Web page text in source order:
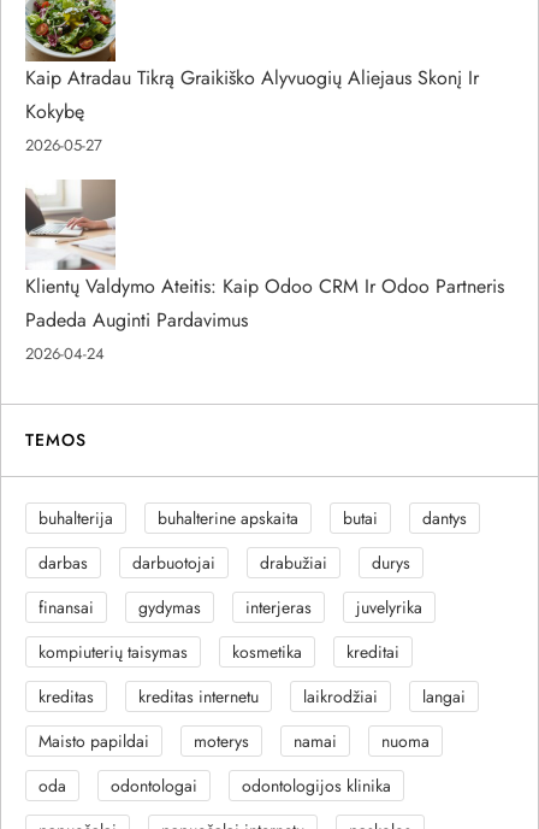
Kaip Atradau Tikrą Graikiško Alyvuogių Aliejaus Skonį Ir
Kokybę
2026-05-27
Klientų Valdymo Ateitis: Kaip Odoo CRM Ir Odoo Partneris
Padeda Auginti Pardavimus
2026-04-24
TEMOS
buhalterija buhalterine apskaita butai
dantys
darbas
darbuotojai drabužiai
durys
finansai
gydymas interjeras
juvelyrika
kompiuterių taisymas
kosmetika
kreditai
kreditas
kreditas internetu laikrodžiai
langai
Maisto papildai
moterys namai
nuoma
oda
odontologai
odontologijos klinika